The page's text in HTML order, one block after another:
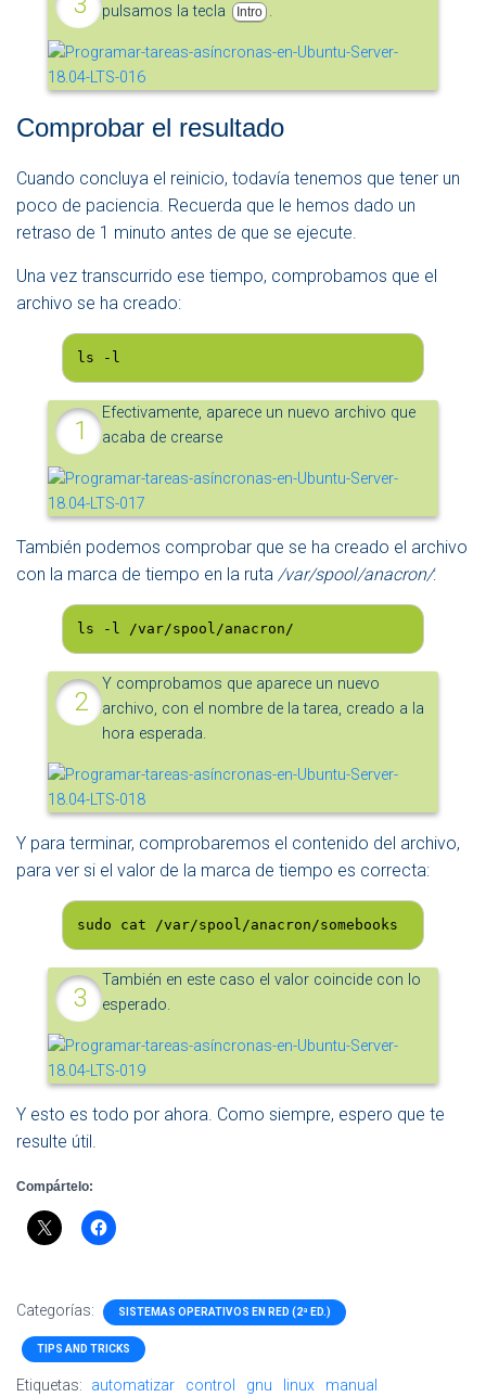
pulsamos la tecla
Intro .
Comprobar el resultado
Cuando concluya el reinicio, todavía tenemos que tener un
poco de paciencia. Recuerda que le hemos dado un
retraso de 1 minuto antes de que se ejecute.
Una vez transcurrido ese tiempo, comprobamos que el
archivo se ha creado:
ls -l
Efectivamente, aparece un nuevo archivo que
acaba de crearse
También podemos comprobar que se ha creado el archivo
con la marca de tiempo en la ruta /var/spool/anacron/:
ls -l /var/spool/anacron/
Y comprobamos que aparece un nuevo
archivo, con el nombre de la tarea, creado a la
hora esperada.
Y para terminar, comprobaremos el contenido del archivo,
para ver si el valor de la marca de tiempo es correcta:
sudo cat /var/spool/anacron/somebooks
También en este caso el valor coincide con lo
esperado.
Y esto es todo por ahora. Como siempre, espero que te
resulte útil.
Compártelo:
Categorías: SISTEMAS OPERATIVOS EN RED (2ª ED.)
TIPS AND TRICKS
Etiquetas: automatizar control gnu linux
manual